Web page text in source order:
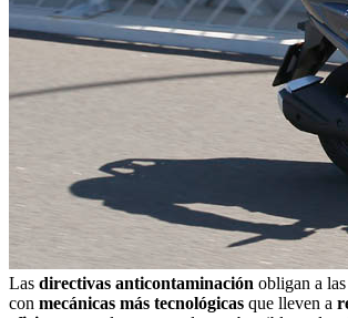
Las directivas anticontaminación obligan a las
con mecánicas más tecnológicas que lleven a